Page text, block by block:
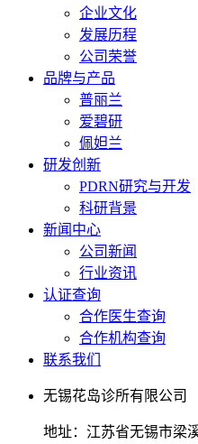
企业文化
发展历程
公司荣誉
品牌与产品
普丽兰
爱碧研
佩妲兰
研发创新
PDRN研究与开发
科研背景
新闻中心
公司新闻
行业资讯
认证查询
合作医生查询
合作机构查询
联系我们
无锡花岛诊所有限公司
地址：江苏省无锡市梁